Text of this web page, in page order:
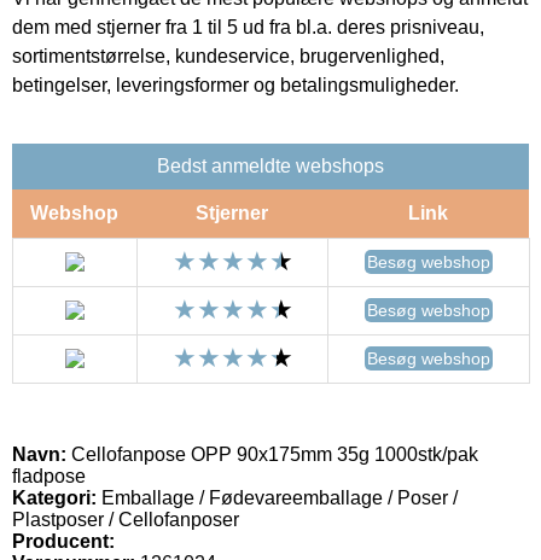
dem med stjerner fra 1 til 5 ud fra bl.a. deres prisniveau,
sortimentstørrelse, kundeservice, brugervenlighed,
betingelser, leveringsformer og betalingsmuligheder.
Bedst anmeldte webshops
Webshop Stjerner Link
Besøg webshop
Besøg webshop
Besøg webshop
Navn: Cellofanpose OPP 90x175mm 35g 1000stk/pak
fladpose
Kategori: Emballage / Fødevareemballage / Poser /
Plastposer / Cellofanposer
Producent: